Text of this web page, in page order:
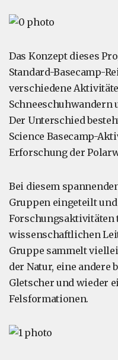
Das Konzept dieses
Standard-Basecamp-
verschiedene
Der Unterschied
Science Basecamp-
Erforschung der
Bei diesem
Gruppen eingeteilt
Forschungsaktivitäten
wissenschaftlichen
Gruppe sammelt
der Natur, eine andere
Gletscher und wieder
Felsformationen.